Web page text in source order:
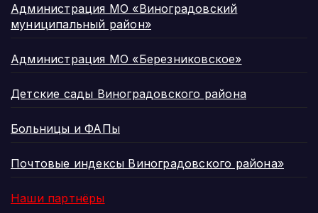
Администрация МО «Виноградовский
муниципальный район»
Администрация МО «Березниковское»
Детские сады Виноградовского района
Больницы и ФАПы
Почтовые индексы Виноградовского района»
Наши партнёры